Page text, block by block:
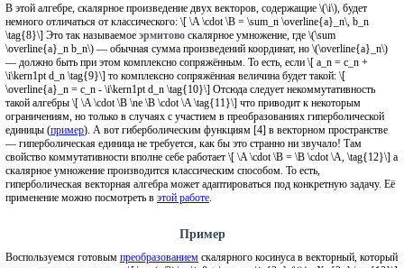
В этой алгебре, скалярное произведение двух векторов, содержащие \(\i\), будет
немного отличаться от классического: \[ \A \cdot \B = \sum_n \overline{a}_n\, b_n
\tag{8}\] Это так называемое эрмитово скалярное умножение, где \(\sum
\overline{a}_n b_n\) — обычная сумма произведений координат, но \(\overline{a}_n\)
— должно быть при этом комплексно сопряжённым. То есть, если \[ a_n = c_n +
\i\kern1pt d_n \tag{9}\] то комплексно сопряжённая величина будет такой: \[
\overline{a}_n = c_n - \i\kern1pt d_n \tag{10}\] Отсюда следует некоммутативность
такой алгебры \[ \A \cdot \B \ne \B \cdot \A \tag{11}\] что приводит к некоторым
ограничениям, но только в случаях с участием в преобразованиях гиперболической
единицы (пример). А вот гиберболическим функциям [4] в векторном пространстве
— гиперболическая единица не требуется, как бы это странно ни звучало! Там
свойство коммутативности вполне себе работает \[ \A \cdot \B = \B \cdot \A, \tag{12}\] а
скалярное умножение производится классическим способом. То есть,
гиперболическая векторная алгебра может адаптироваться под конкретную задачу. Её
применение можно посмотреть в этой работе
Пример
Воспользуемся готовым преобразованием скалярного косинуса в векторный, который